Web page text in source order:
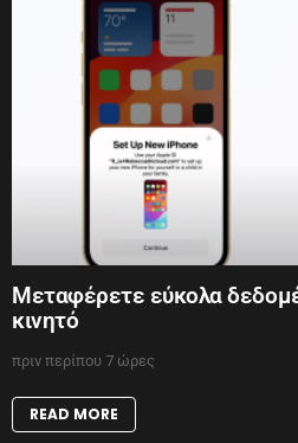
Μεταφέρετε εύκολα
κινητό
πριν περίπου 7 ώρες
READ MORE